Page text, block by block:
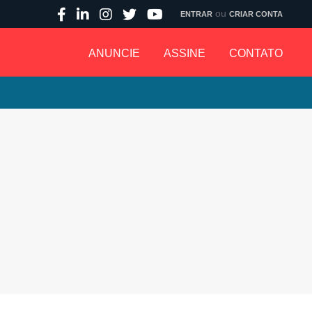
ANUNCIE ASSINE CONTATO
ENTRAR ou CRIAR CONTA